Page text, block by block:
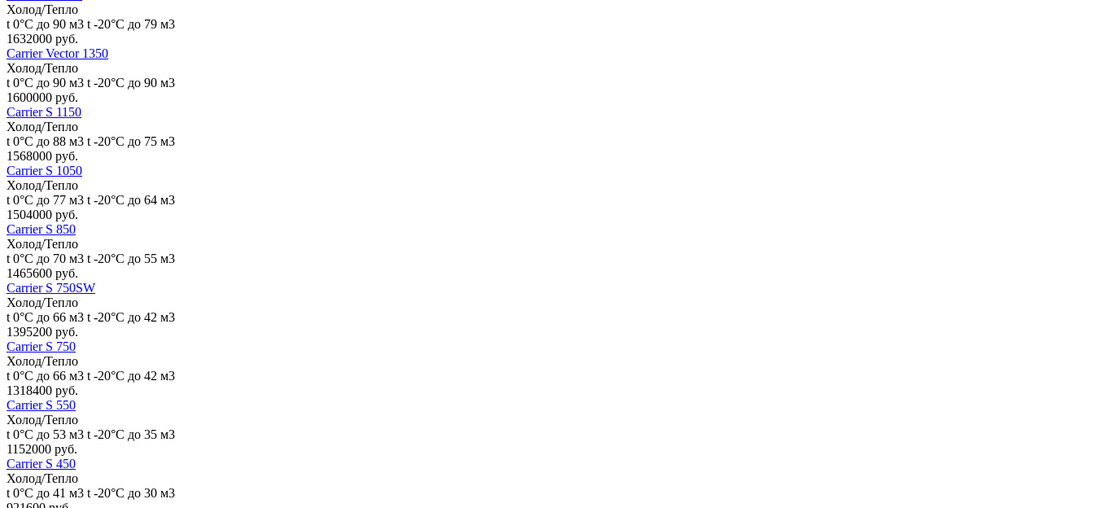
Холод/Тепло
t 0°С до 90 м3 t -20°С до 79 м3
1632000 руб.
Carrier Vector 1350
Холод/Тепло
t 0°С до 90 м3 t -20°С до 90 м3
1600000 руб.
Carrier S 1150
Холод/Тепло
t 0°С до 88 м3 t -20°С до 75 м3
1568000 руб.
Carrier S 1050
Холод/Тепло
t 0°С до 77 м3 t -20°С до 64 м3
1504000 руб.
Carrier S 850
Холод/Тепло
t 0°С до 70 м3 t -20°С до 55 м3
1465600 руб.
Carrier S 750SW
Холод/Тепло
t 0°С до 66 м3 t -20°С до 42 м3
1395200 руб.
Carrier S 750
Холод/Тепло
t 0°С до 66 м3 t -20°С до 42 м3
1318400 руб.
Carrier S 550
Холод/Тепло
t 0°С до 53 м3 t -20°С до 35 м3
1152000 руб.
Carrier S 450
Холод/Тепло
t 0°С до 41 м3 t -20°С до 30 м3